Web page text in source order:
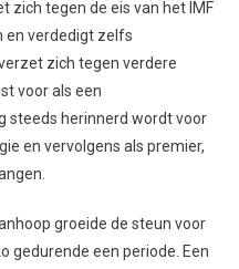
zich tegen de eis van het IMF
en verdedigt zelfs
zich tegen verdere
voor als een
steeds herinnerd wordt voor
en vervolgens als premier,
groeide de steun voor
gedurende een periode. Een